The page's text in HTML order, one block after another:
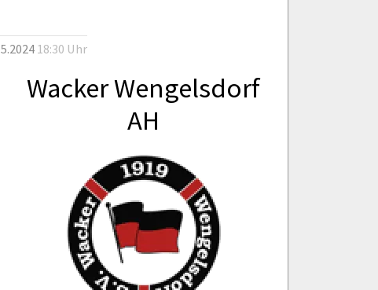
18:30 Uhr
Wacker Wengelsdorf
AH